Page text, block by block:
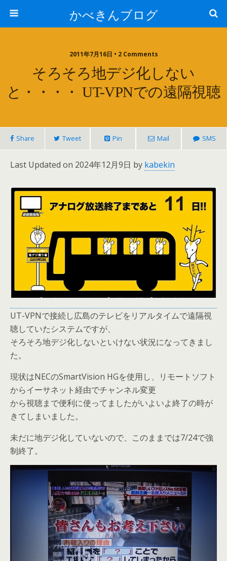
かべきんブログ
2011年7月16日 • 2 Comments
そろそろ地デジ化しない
と・・・・ UT-VPNでの遠隔視聴
Share Tweet Pin Mail SMS
Last Updated on 2024年12月9日 by kabekin
UT-VPNで接続し広島のテレビをリアルタイムで遠隔視
聴していたシステムですが、
そろそろ地デジ化しないといけない状況になってきまし
た。
現状はNECのSmartVision HGを使用し、リモートソフト
からイーサネット経由でチャンネル変更
から視聴まで便利に使ってましたがいよいよ終了の時が
きてしまいました。
未だに地デジ化していないので、このままでは7/24で強
制終了。